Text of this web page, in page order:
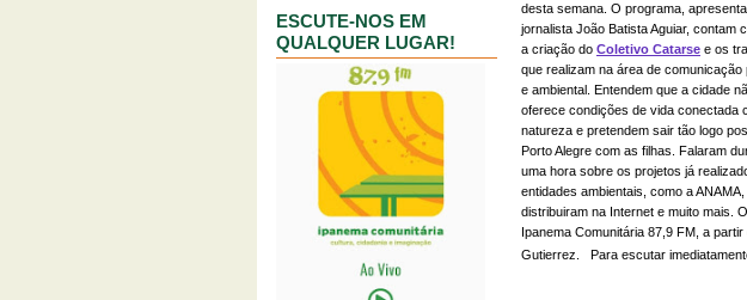
ESCUTE-NOS EM
QUALQUER LUGAR!
desta semana. O programa,
jornalista João Batista Aguiar, contam
a criação do Coletivo Catarse e os
que realizam na área de comunicação
e ambiental. Entendem que a cidade
oferece condições de vida conectada
natureza e pretendem sair tão logo
Porto Alegre com as filhas. Falaram
uma hora sobre os projetos já
entidades ambientais, como a
distribuiram na Internet e muito mais.
Ipanema Comunitária 87,9 FM, a
Gutierrez. Para escutar